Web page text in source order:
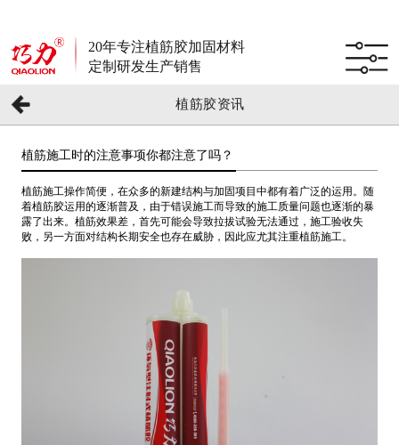
20年专注植筋胶加固材料
定制研发生产销售
植筋胶资讯
植筋施工时的注意事项你都注意了吗？
植筋施工操作简便，在众多的新建结构与加固项目中都有着广泛的运用。随
着植筋胶运用的逐渐普及，由于错误施工而导致的施工质量问题也逐渐的暴
露了出来。植筋效果差，首先可能会导致拉拔试验无法通过，施工验收失
败，另一方面对结构长期安全也存在威胁，因此应尤其注重植筋施工。